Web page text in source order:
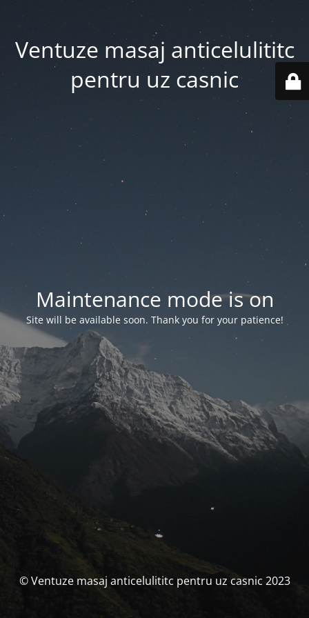
Ventuze masaj anticelulititc
pentru uz casnic
Maintenance mode is on
Site will be available soon. Thank you for your patience!
© Ventuze masaj anticelulititc pentru uz casnic 2023